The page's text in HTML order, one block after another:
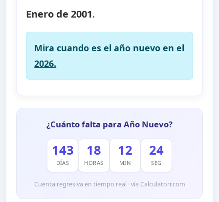
Enero de 2001.
Mira cuando es el año nuevo en el
2026.
¿Cuánto falta para Año Nuevo?
143
DÍAS
18
HORAS
12
MIN
24
SEG
Cuenta regresiva en tiempo real · vía Calculatorr.com